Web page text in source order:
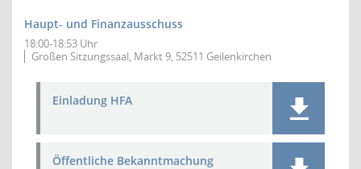
Haupt- und Finanzausschuss
18:00-18:53 Uhr
Großen Sitzungssaal, Markt 9, 52511 Geilenkirchen
Einladung HFA
Öffentliche Bekanntmachung